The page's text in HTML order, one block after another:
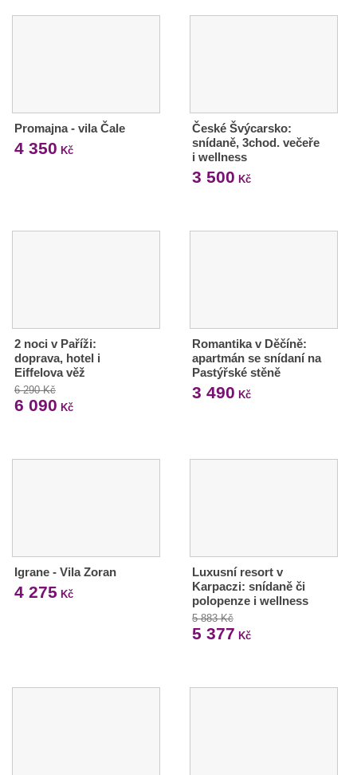
Promajna - vila Čale
4 350 Kč
České Švýcarsko:
snídaně, 3chod. večeře
i wellness
3 500 Kč
2 noci v Paříži:
doprava, hotel i
Eiffelova věž
6 290 Kč
6 090 Kč
Romantika v Děčíně:
apartmán se snídaní na
Pastýřské stěně
3 490 Kč
Igrane - Vila Zoran
4 275 Kč
Luxusní resort v
Karpaczi: snídaně či
polopenze i wellness
5 883 Kč
5 377 Kč